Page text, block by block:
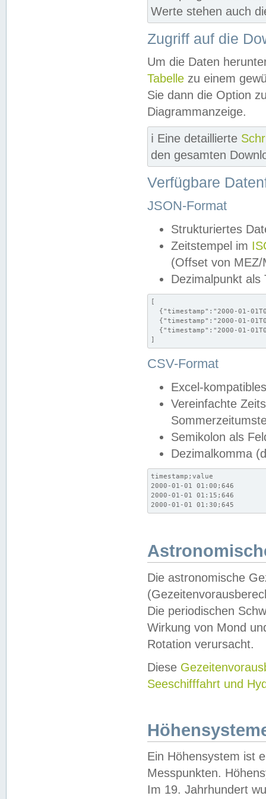
Werte stehen auch
Zugriff auf die
Um die Daten
Tabelle zu einem
Sie dann die Option
Diagrammanzeige.
ℹ️ Eine detaillierte
den gesamten
Verfügbare
JSON-Format
Strukturiertes
Zeitstempel im
(Offset von MEZ/
Dezimalpunkt als
[
{"timestamp":"2000-01-
{"timestamp":"2000-01-
{"timestamp":"2000-01-
]
CSV-Format
Excel-
Vereinfachte
Semikolon als
Dezimalkomma
timestamp;value
2000-01-01 01:00;646
2000-01-01 01:15;646
2000-01-01 01:30;645
Die astronomische
Die periodischen
Wirkung von Mond
Rotation verursacht.
Diese
Seeschifffahrt und
Ein Höhensystem ist
Messpunkten.
Im 19. Jahrhundert